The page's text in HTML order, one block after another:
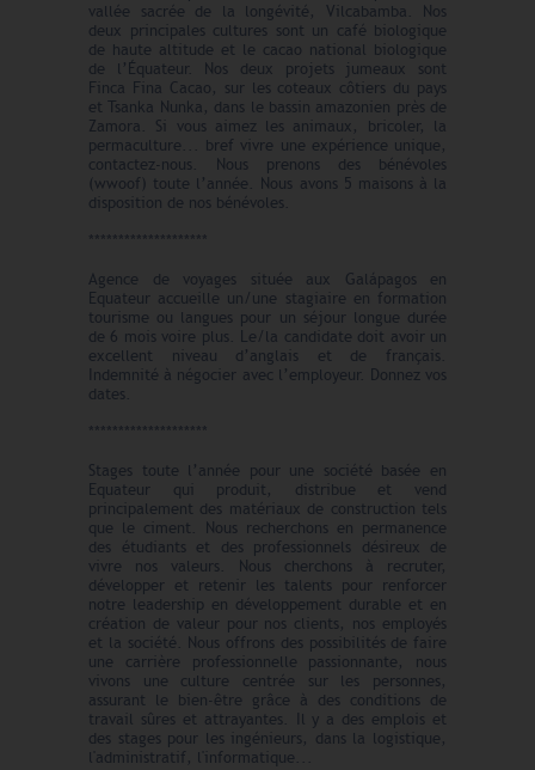
vallée sacrée de la longévité, Vilcabamba. Nos
deux principales cultures sont un café biologique
de haute altitude et le cacao national biologique
de l’Équateur. Nos deux projets jumeaux sont
Finca Fina Cacao, sur les coteaux côtiers du pays
et Tsanka Nunka, dans le bassin amazonien près de
Zamora. Si vous aimez les animaux, bricoler, la
permaculture... bref vivre une expérience unique,
contactez-nous. Nous prenons des bénévoles
(wwoof) toute l’année. Nous avons 5 maisons à la
disposition de nos bénévoles.
Agence de voyages située aux Galápagos en
Equateur accueille un/une stagiaire en formation
tourisme ou langues pour un séjour longue durée
de 6 mois voire plus. Le/la candidate doit avoir un
excellent niveau d’anglais et de français.
Indemnité à négocier avec l’employeur. Donnez vos
dates.
Stages toute l’année pour une société basée en
Equateur qui produit, distribue et vend
principalement des matériaux de construction tels
que le ciment. Nous recherchons en permanence
des étudiants et des professionnels désireux de
vivre nos valeurs. Nous cherchons à recruter,
développer et retenir les talents pour renforcer
notre leadership en développement durable et en
création de valeur pour nos clients, nos employés
et la société. Nous offrons des possibilités de faire
une carrière professionnelle passionnante, nous
vivons une culture centrée sur les personnes,
assurant le bien-être grâce à des conditions de
travail sûres et attrayantes. Il y a des emplois et
des stages pour les ingénieurs, dans la logistique,
l'administratif, l'informatique...